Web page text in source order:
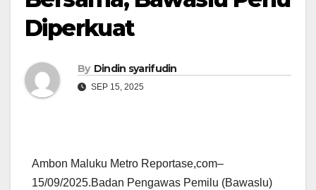
Diperkuat
By Dindin syarifudin
SEP 15, 2025
Ambon Maluku Metro Reportase,com–
15/09/2025.Badan Pengawas Pemilu (Bawaslu)